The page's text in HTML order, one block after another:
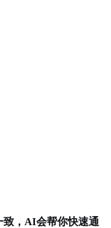
致，AI会帮你快速通